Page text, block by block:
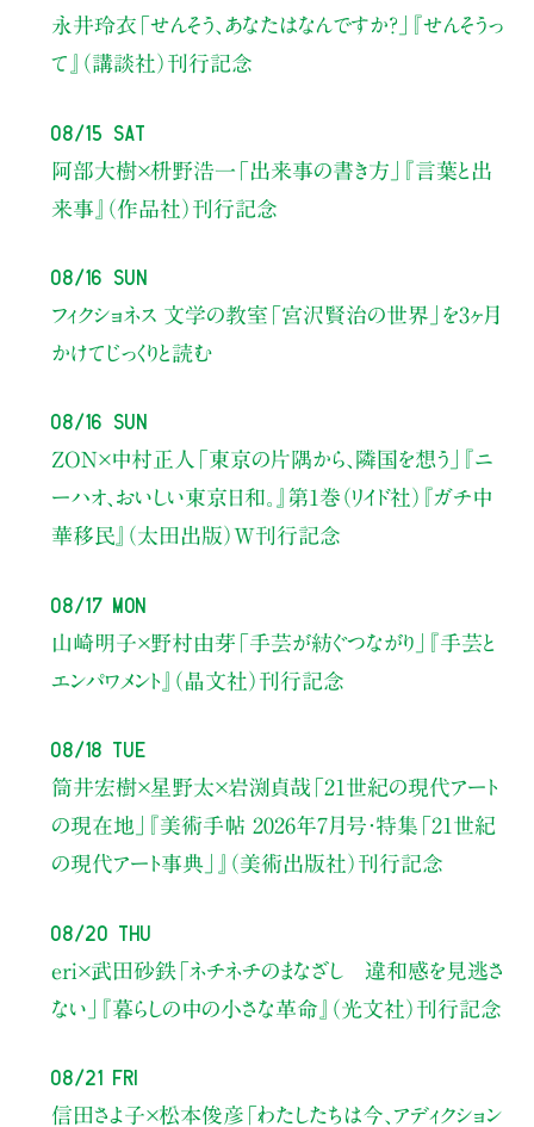
永井玲衣 「せんそう、あなたはなんですか？」
『せんそうっ
て』（講談社）刊行記念
08/15 Sat
阿部大樹×枡野浩一 「出来事の書き方」
『言葉と出
来事』（作品社）刊行記念
08/16 Sun
フィクショネス 文学の教室 「宮沢賢治の世界」を3ヶ月
かけてじっくりと読む
08/16 Sun
ZON×中村正人 「東京の片隅から、隣国を想う」
『ニ
ーハオ、おいしい東京日和。』第1巻（リイド社）
『ガチ中
華移民』（太田出版）W刊行記念
08/17 Mon
山崎明子×野村由芽 「手芸が紡ぐつながり」
『手芸と
エンパワメント』（晶文社）刊行記念
08/18 Tue
筒井宏樹×星野太×岩渕貞哉 「21世紀の現代アート
の現在地」
『美術手帖 2026年7月号・特集「21世紀
の現代アート事典」』（美術出版社）刊行記念
08/20 Thu
eri×武田砂鉄「ネチネチのまなざし 違和感を見逃さ
ない」
『暮らしの中の小さな革命』（光文社）刊行記念
08/21 Fri
信田さよ子×松本俊彦 「わたしたちは今、アディクション